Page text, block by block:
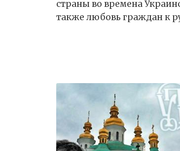
страны во времена
также любовь граждан к